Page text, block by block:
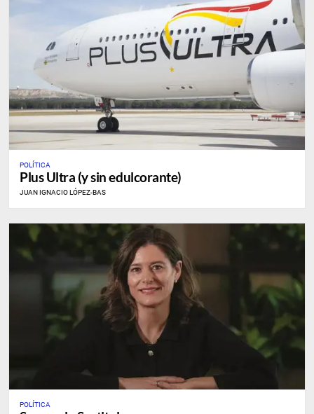
POLÍTICA
Plus Ultra (y sin edulcorante)
JUAN IGNACIO LÓPEZ-BAS
POLÍTICA